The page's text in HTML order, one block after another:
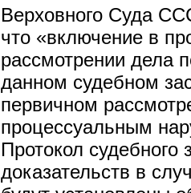
Верховного Суда
что «включение в
рассмотрении дела
данном судебном
первичном
процессуальным
Протокол судебного
доказательств в